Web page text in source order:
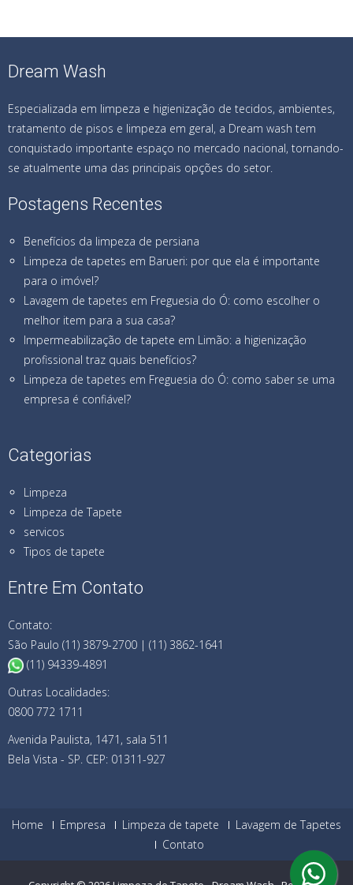
Dream Wash
Especializada em limpeza e higienização de tecidos, ambientes,
tratamento de pisos e limpeza em geral, a Dream wash tem
conquistado importante espaço no mercado nacional, tornando-
se atualmente uma das principais opções do setor.
Postagens Recentes
Benefícios da limpeza de persiana
Limpeza de tapetes em Barueri: por que ela é importante
para o imóvel?
Lavagem de tapetes em Freguesia do Ó: como escolher o
melhor item para a sua casa?
Impermeabilização de tapete em Limão: a higienização
profissional traz quais benefícios?
Limpeza de tapetes em Freguesia do Ó: como saber se uma
empresa é confiável?
Categorias
Limpeza
Limpeza de Tapete
servicos
Tipos de tapete
Entre Em Contato
Contato:
São Paulo (11) 3879-2700 | (11) 3862-1641
(11) 94339-4891
Outras Localidades:
0800 772 1711
Avenida Paulista, 1471, sala 511
Bela Vista - SP. CEP: 01311-927
Home Empresa Limpeza de tapete
Lavagem de Tapetes
Contato